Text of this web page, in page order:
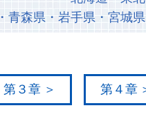
青森県・岩手県・宮城
第３章 第４章